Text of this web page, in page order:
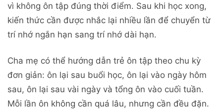
vì không ôn tập đúng thời điểm. Sau khi học xong,
kiến thức cần được nhắc lại nhiều lần để chuyển từ
trí nhớ ngắn hạn sang trí nhớ dài hạn.
Cha mẹ có thể hướng dẫn trẻ ôn tập theo chu kỳ
đơn giản: ôn lại sau buổi học, ôn lại vào ngày hôm
sau, ôn lại sau vài ngày và tổng ôn vào cuối tuần.
Mỗi lần ôn không cần quá lâu, nhưng cần đều đặn.